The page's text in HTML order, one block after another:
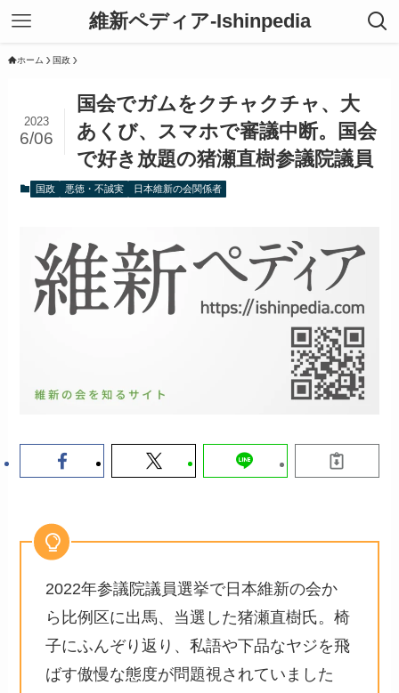
維新ペディア-Ishinpedia
ホーム 国政
国会でガムをクチャクチャ、大
あくび、スマホで審議中断。国会
で好き放題の猪瀬直樹参議院議員
2023
6/06
国政 悪徳・不誠実 日本維新の会関係者
2022年参議院議員選挙で日本維新の会か
ら比例区に出馬、当選した猪瀬直樹氏。椅
子にふんぞり返り、私語や下品なヤジを飛
ばす傲慢な態度が問題視されていました